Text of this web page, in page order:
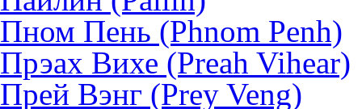
Пном Пень (Phnom Penh)
Прэах Вихе (Preah Vihear)
Прей Вэнг (Prey Veng)